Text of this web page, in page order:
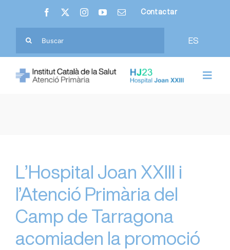
content
Contactar
ES
Atenció Primària
Ciutadania
Professionals
L’Hospital Joan XXIII i
l’Atenció Primària del
Camp de Tarragona
acomiaden la promoció